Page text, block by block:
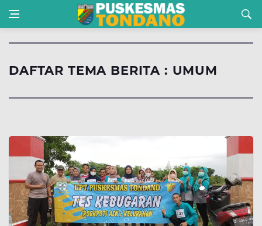
DAFTAR TEMA BERITA : UMUM